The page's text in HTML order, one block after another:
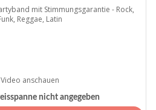
mit Stimmungsgarantie - Rock,
Reggae, Latin
Video anschauen
nicht angegeben